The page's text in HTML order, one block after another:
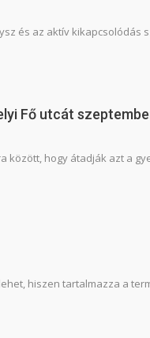
és az aktív kikapcsolódás
Fő utcát
között, hogy átadják azt a
hiszen tartalmazza a